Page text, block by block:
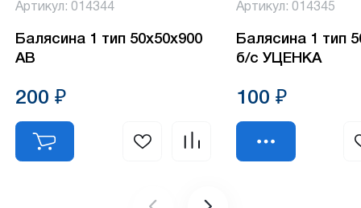
Артикул: 014344
Балясина 1 тип 50х50х900
АВ
200 ₽
Артикул: 014345
Балясина 1 тип
б/с УЦЕНКА
100 ₽